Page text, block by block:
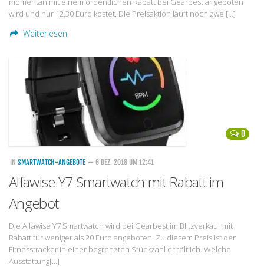
wird und nur 12,30 Euro kostet. Die Preisaktion läuft noch zwei[…]
Weiterlesen
0
IN SMARTWATCH-ANGEBOTE — 6 DEZ. 2018 UM 12:41
Alfawise Y7 Smartwatch mit Rabatt im
Angebot
Die Alfawise Y7 Smartwatch wird bei Gearbest im Blitzverkauf mit
Rabatt für weniger als 20 Euro angeboten. Zu diesem Preis ist der
Fitnesstracker in einer begrenzten Stückzahl erhältlich. Welche
Ausstattung[…]